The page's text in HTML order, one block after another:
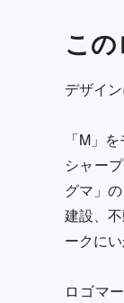
この
デザイ
「M」
シャー
グマ」の
建設、
ークに
ロゴマ